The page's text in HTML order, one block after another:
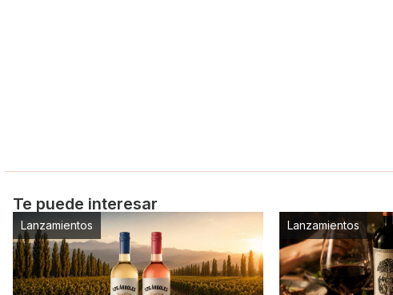
Te puede interesar
Lanzamientos Lanzamientos